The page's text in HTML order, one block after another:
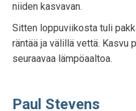
niiden kasvavan.
Sitten loppuviikosta tuli
räntää ja välillä vettä. Kasvu
seuraavaa lämpöaaltoa.
Paul Stevens